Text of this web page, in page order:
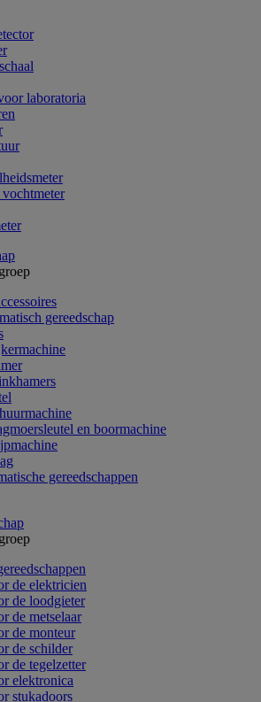
laboratoria
gereedschap
en boormachine
gereedschappen
de elektricien
de loodgieter
de metselaar
de monteur
de schilder
de tegelzetter
elektronica
stukadoors